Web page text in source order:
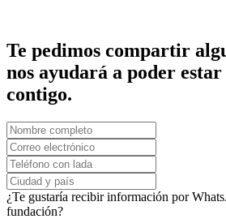
Te pedimos compartir
nos ayudará a poder
contigo.
¿Te gustaría recibir información por
fundación?